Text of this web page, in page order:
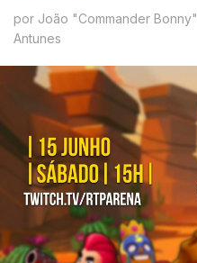
por João "Commander Bonny"
Antunes